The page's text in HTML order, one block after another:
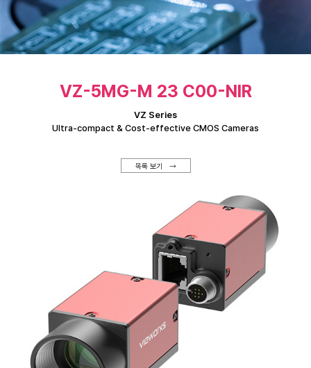
VZ-5MG-M 23 C00-NIR
VZ Series
Ultra-compact & Cost-effective CMOS Cameras
목록 보기